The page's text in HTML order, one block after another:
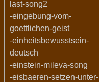
last-song2
-eingebung-vom-
goettlichen-geist
-einheitsbewusstsein-
deutsch
-einstein-mileva-song
-eisbaeren-setzen-unter-